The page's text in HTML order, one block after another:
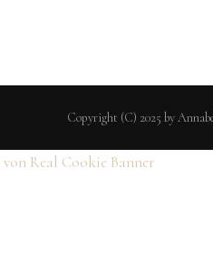
Copyright (C) 2025 by
Real Cookie Banner